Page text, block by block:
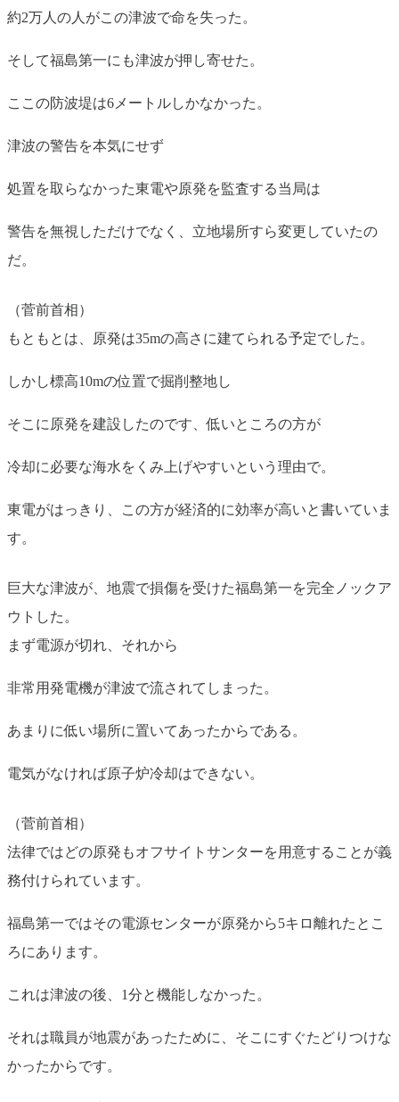
約2万人の人がこの津波で命を失った。
そして福島第一にも津波が押し寄せた。
ここの防波堤は6メートルしかなかった。
津波の警告を本気にせず
処置を取らなかった東電や原発を監査する当局は
警告を無視しただけでなく、立地場所すら変更していたの
だ。
（菅前首相）
もともとは、原発は35mの高さに建てられる予定でした。
しかし標高10mの位置で掘削整地し
そこに原発を建設したのです、低いところの方が
冷却に必要な海水をくみ上げやすいという理由で。
東電がはっきり、この方が経済的に効率が高いと書いていま
す。
巨大な津波が、地震で損傷を受けた福島第一を完全ノックア
ウトした。
まず電源が切れ、それから
非常用発電機が津波で流されてしまった。
あまりに低い場所に置いてあったからである。
電気がなければ原子炉冷却はできない。
（菅前首相）
法律ではどの原発もオフサイトサンターを用意することが義
務付けられています。
福島第一ではその電源センターが原発から5キロ離れたとこ
ろにあります。
これは津波の後、1分と機能しなかった。
それは職員が地震があったために、そこにすぐたどりつけな
かったからです。